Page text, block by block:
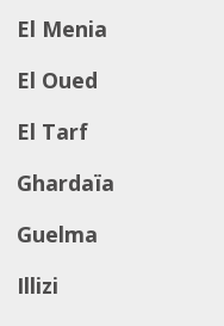
El Menia
El Oued
El Tarf
Ghardaïa
Guelma
Illizi